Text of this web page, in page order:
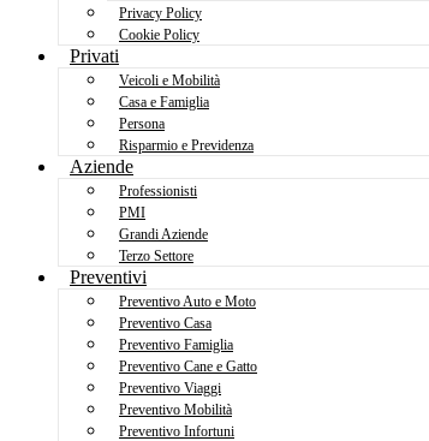
Privacy Policy
Cookie Policy
Privati
Veicoli e Mobilità
Casa e Famiglia
Persona
Risparmio e Previdenza
Aziende
Professionisti
PMI
Grandi Aziende
Terzo Settore
Preventivi
Preventivo Auto e Moto
Preventivo Casa
Preventivo Famiglia
Preventivo Cane e Gatto
Preventivo Viaggi
Preventivo Mobilità
Preventivo Infortuni